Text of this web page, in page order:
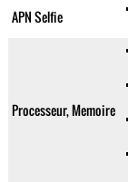
APN Selfie
Processeur, Memoire